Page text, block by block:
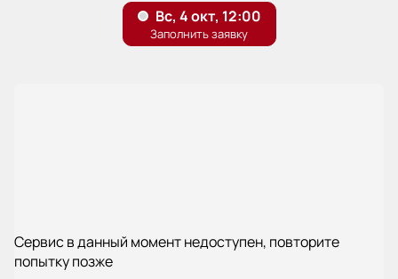
Сервис в данный момент недоступен, повторите
попытку позже